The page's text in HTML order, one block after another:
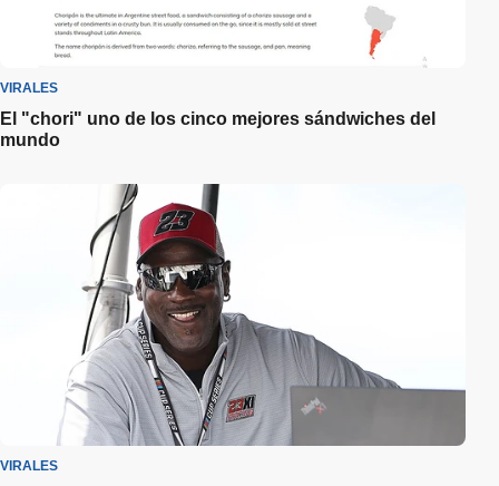
VIRALES
El "chori" uno de los cinco mejores sándwiches del
mundo
VIRALES